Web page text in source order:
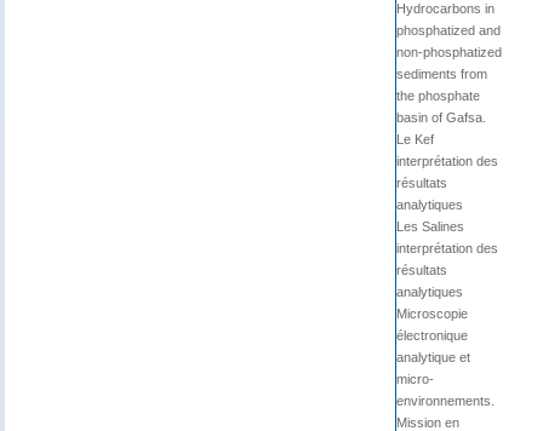
Hydrocarbons in
phosphatized and
non-phosphatized
sediments from
the phosphate
basin of Gafsa.
Le Kef
interprétation des
résultats
analytiques
Les Salines
interprétation des
résultats
analytiques
Microscopie
électronique
analytique et
micro-
environnements.
Mission en